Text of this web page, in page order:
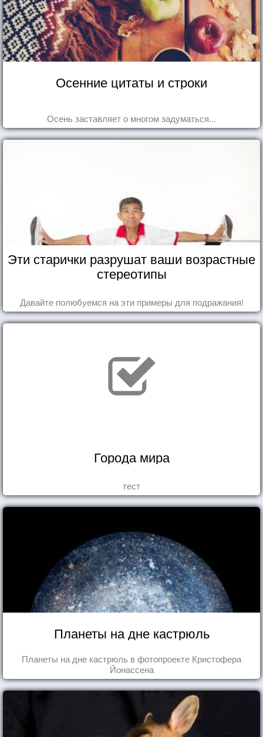
Осенние цитаты и строки
Осень заставляет о многом задуматься...
Эти старички разрушат ваши возрастные
стереотипы
Давайте полюбуемся на эти примеры для подражания!
Города мира
тест
Планеты на дне кастрюль
Планеты на дне кастрюль в фотопроекте Кристофера
Йонассена